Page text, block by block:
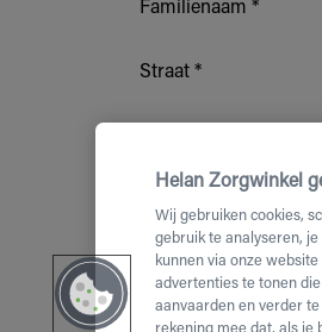
Familienaam *
Straat *
Postcode *
Helan Zorgwinkel
Wij gebruiken cookies,
gebruik te analyseren,
kunnen via onze
advertenties te tonen
aanvaarden en verder te